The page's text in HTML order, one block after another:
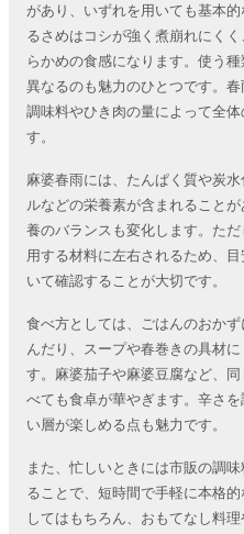
があり、いずれを用いても基本
るさめはコシが強く煮崩れにく
らかめの食感になります。使う
異なるのも魅力のひとつです。
調味料やひき肉の量によって全
す。
麻婆春雨には、たんぱく質や炭
ルなどの栄養素が含まれること
養のバランスも変化します。た
用する材料に左右されるため、
いて確認することが大切です。
食べ方としては、ごはんのおか
んだり、スープや春巻きの具材
す。麻婆茄子や麻婆豆腐など、
べても食卓が華やぎます。辛さ
い層が楽しめる点も魅力です。
また、忙しいときには市販の調
ることで、短時間で手軽に本格
してはもちろん、おもてなし料